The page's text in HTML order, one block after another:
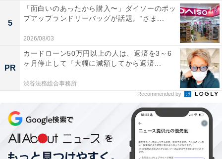
楽天トラベルの「5と0のつく日」キャンペーンと
は？
楽天トラベルでは、毎月5日・10日・15日・20日・25
日・30日に特別キャンペーンを実施。対象日にエントリ
ー＆予約をすると、宿泊料金が特別価格になるほか、ポ
イント還元率もアップします。
さらに、キャンペーン対象施設の中には、期間限定のス
5
「面白いのあったから購入〜」ダイソーのポッ
プアップランドリーバッグが話題。“さま...
2026/08/03
PR
カードローン50万円以上の人は、返済を3～6
ヶ月停止して『大幅に減額してから返済...
渋谷法務総合事務所
Recommended by